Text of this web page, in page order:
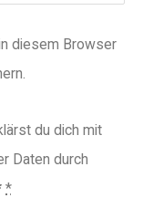
diesem Browser
du dich mit
Daten durch
*